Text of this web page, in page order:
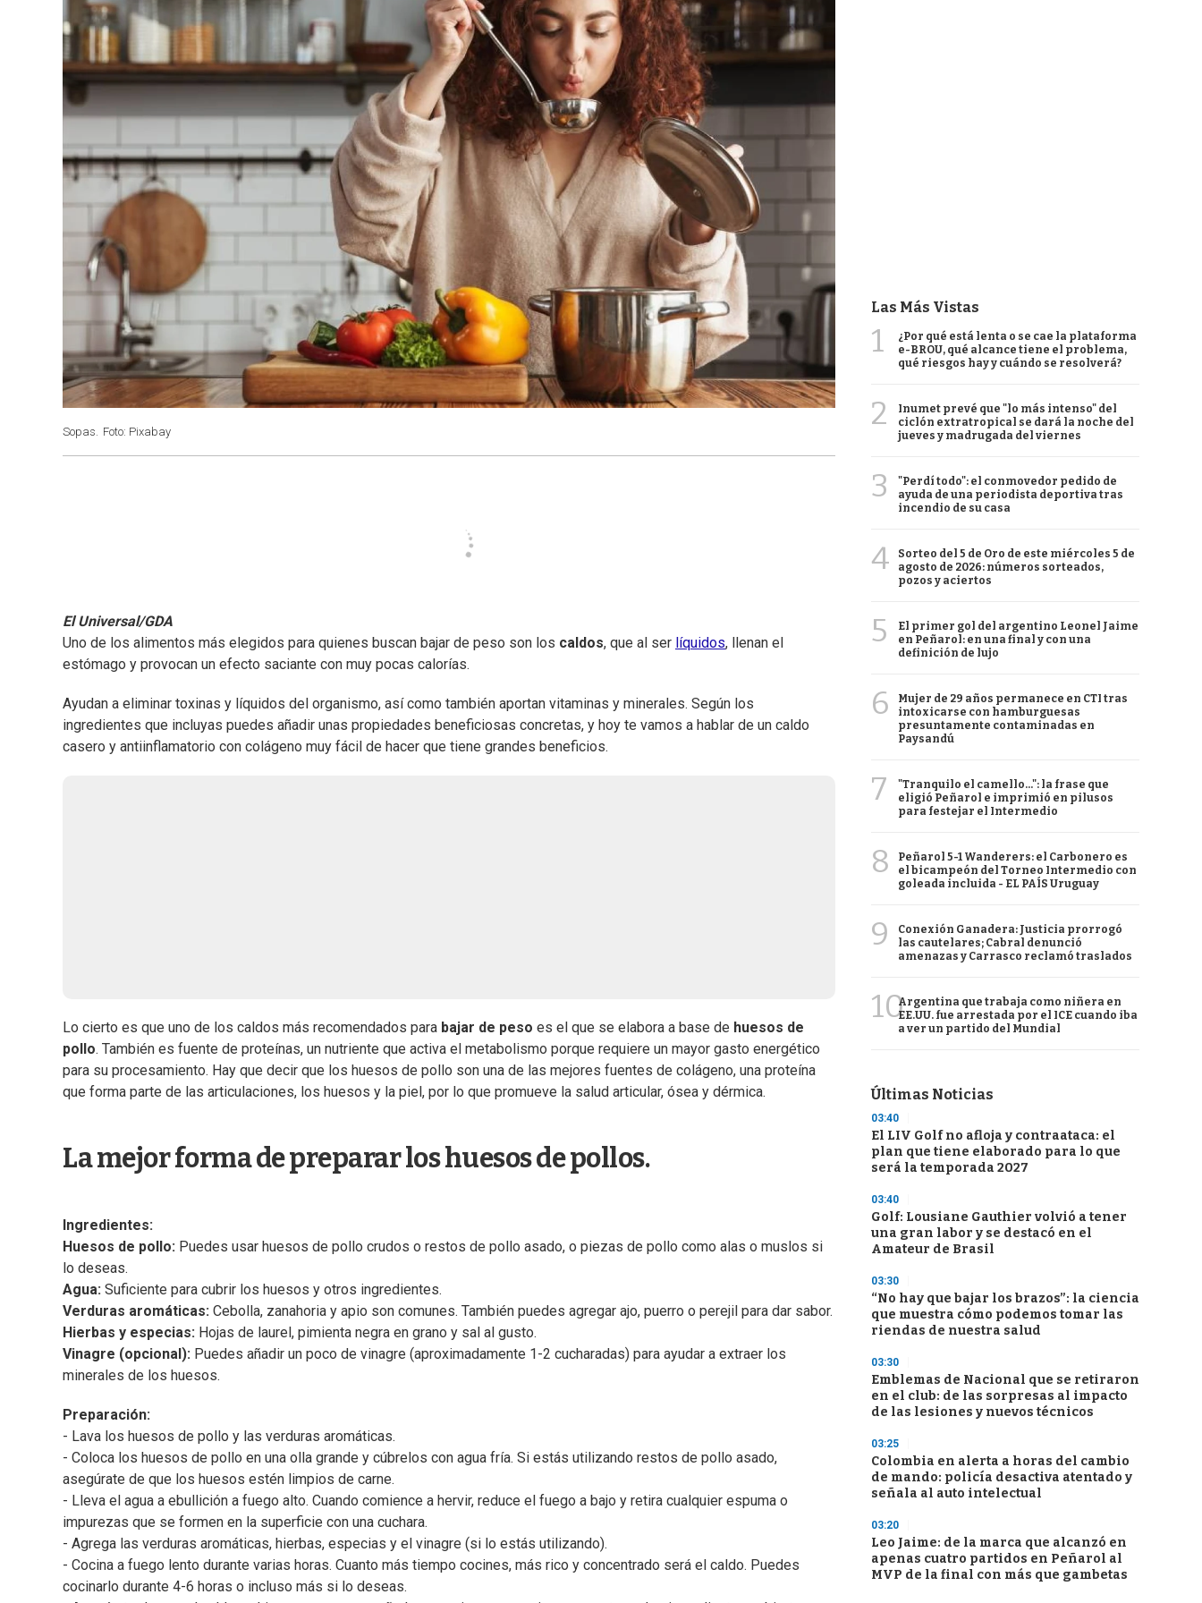
Sopas. Foto: Pixabay
El Universal/GDA
Uno de los alimentos más elegidos para quienes buscan bajar de peso son los caldos, que al ser líquidos, llenan el
estómago y provocan un efecto saciante con muy pocas calorías.
Ayudan a eliminar toxinas y líquidos del organismo, así como también aportan vitaminas y minerales. Según los
ingredientes que incluyas puedes añadir unas propiedades beneficiosas concretas, y hoy te vamos a hablar de un caldo
casero y antiinflamatorio con colágeno muy fácil de hacer que tiene grandes beneficios.
Lo cierto es que uno de los caldos más recomendados para bajar de peso es el que se elabora a base de huesos de
pollo. También es fuente de proteínas, un nutriente que activa el metabolismo porque requiere un mayor gasto energético
para su procesamiento. Hay que decir que los huesos de pollo son una de las mejores fuentes de colágeno, una proteína
que forma parte de las articulaciones, los huesos y la piel, por lo que promueve la salud articular, ósea y dérmica.
La mejor forma de preparar los huesos de pollos.
Ingredientes:
Huesos de pollo: Puedes usar huesos de pollo crudos o restos de pollo asado, o piezas de pollo como alas o muslos si
lo deseas.
Agua: Suficiente para cubrir los huesos y otros ingredientes.
Verduras aromáticas: Cebolla, zanahoria y apio son comunes. También puedes agregar ajo, puerro o perejil para dar sabor.
Hierbas y especias: Hojas de laurel, pimienta negra en grano y sal al gusto.
Vinagre (opcional): Puedes añadir un poco de vinagre (aproximadamente 1-2 cucharadas) para ayudar a extraer los
minerales de los huesos.
Preparación:
- Lava los huesos de pollo y las verduras aromáticas.
- Coloca los huesos de pollo en una olla grande y cúbrelos con agua fría. Si estás utilizando restos de pollo asado,
asegúrate de que los huesos estén limpios de carne.
- Lleva el agua a ebullición a fuego alto. Cuando comience a hervir, reduce el fuego a bajo y retira cualquier espuma o
impurezas que se formen en la superficie con una cuchara.
- Agrega las verduras aromáticas, hierbas, especias y el vinagre (si lo estás utilizando).
- Cocina a fuego lento durante varias horas. Cuanto más tiempo cocines, más rico y concentrado será el caldo. Puedes
cocinarlo durante 4-6 horas o incluso más si lo deseas.
Las Más Vistas
1
¿Por qué está lenta o se cae la plataforma
e-BROU, qué alcance tiene el problema,
qué riesgos hay y cuándo se resolverá?
2
Inumet prevé que "lo más intenso" del
ciclón extratropical se dará la noche del
jueves y madrugada del viernes
3
"Perdí todo": el conmovedor pedido de
ayuda de una periodista deportiva tras
incendio de su casa
4
Sorteo del 5 de Oro de este miércoles 5 de
agosto de 2026: números sorteados,
pozos y aciertos
5
El primer gol del argentino Leonel Jaime
en Peñarol: en una final y con una
definición de lujo
6
Mujer de 29 años permanece en CTI tras
intoxicarse con hamburguesas
presuntamente contaminadas en
Paysandú
7
"Tranquilo el camello...": la frase que
eligió Peñarol e imprimió en pilusos
para festejar el Intermedio
8
Peñarol 5-1 Wanderers: el Carbonero es
el bicampeón del Torneo Intermedio con
goleada incluida - EL PAÍS Uruguay
9
Conexión Ganadera: Justicia prorrogó
las cautelares; Cabral denunció
amenazas y Carrasco reclamó traslados
10Argentina que trabaja como niñera en
EE.UU. fue arrestada por el ICE cuando iba
a ver un partido del Mundial
Últimas Noticias
03:40
El LIV Golf no afloja y contraataca: el
plan que tiene elaborado para lo que
será la temporada 2027
03:40
Golf: Lousiane Gauthier volvió a tener
una gran labor y se destacó en el
Amateur de Brasil
03:30
“No hay que bajar los brazos”: la ciencia
que muestra cómo podemos tomar las
riendas de nuestra salud
03:30
Emblemas de Nacional que se retiraron
en el club: de las sorpresas al impacto
de las lesiones y nuevos técnicos
03:25
Colombia en alerta a horas del cambio
de mando: policía desactiva atentado y
señala al auto intelectual
03:20
Leo Jaime: de la marca que alcanzó en
apenas cuatro partidos en Peñarol al
MVP de la final con más que gambetas